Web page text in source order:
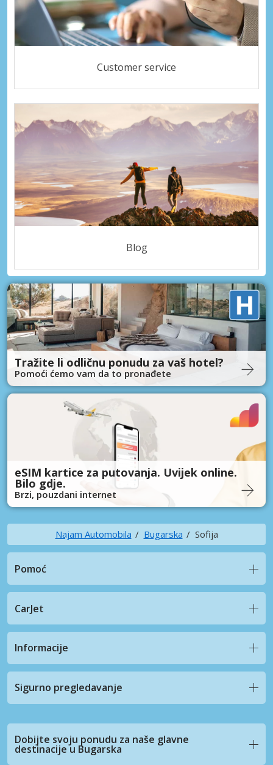
Customer service
Blog
Tražite li odličnu ponudu za vaš hotel?
Pomoći ćemo vam da to pronađete
eSIM kartice za putovanja. Uvijek online.
Bilo gdje.
Brzi, pouzdani internet
Najam Automobila Bugarska Sofija
Pomoć
CarJet
Informacije
Sigurno pregledavanje
Dobijte svoju ponudu za naše glavne
destinacije u Bugarska